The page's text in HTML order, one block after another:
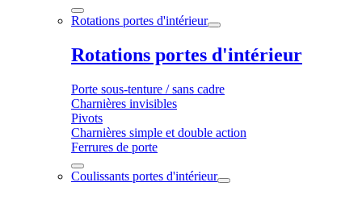
Rotations portes d'intérieur
Rotations portes d'intérieur
Porte sous-tenture / sans cadre
Charnières invisibles
Pivots
Charnières simple et double action
Ferrures de porte
Coulissants portes d'intérieur